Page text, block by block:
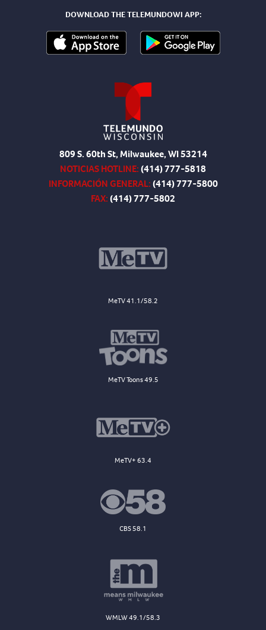
DOWNLOAD THE TELEMUNDOWI APP:
809 S. 60th St, Milwaukee, WI 53214
NOTICIAS HOTLINE:(414) 777-5818
INFORMACIÓN GENERAL:(414) 777-5800
FAX:(414) 777-5802
MeTV 41.1/58.2
MeTV Toons 49.5
MeTV+ 63.4
CBS 58.1
WMLW 49.1/58.3